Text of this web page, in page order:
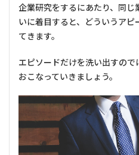
企業研究をするにあたり、同
いに着目すると、どういうア
てきます。
エピソードだけを洗い出すの
おこなっていきましょう。